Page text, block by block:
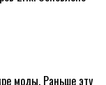
моды. Раньше эту